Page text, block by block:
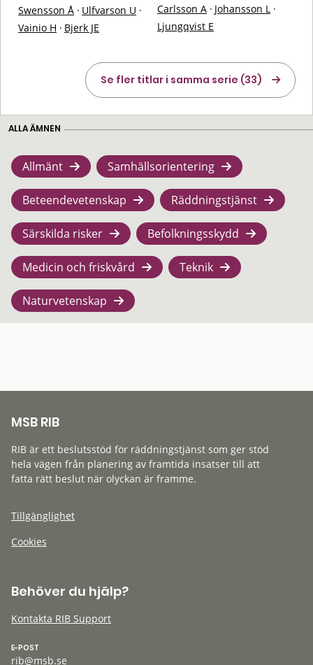
Swensson Å · Ulfvarson U ·
Vainio H · Bjerk JE
Carlsson A · Johansson L ·
Ljungqvist E
Se fler titlar i samma serie (33)
ALLA ÄMNEN
Allmänt Samhällsorientering
Beteendevetenskap Räddningstjänst
Särskilda risker Befolkningsskydd
Medicin och friskvård Teknik
Naturvetenskap
MSB RIB
RIB är ett beslutsstöd för räddningstjänst som ger stöd
hela vägen från planering av framtida insatser till att
fatta rätt beslut när olyckan är framme.
Tillgänglighet
Cookies
Behöver du hjälp?
Kontakta RIB Support
E-POST
rib@msb.se